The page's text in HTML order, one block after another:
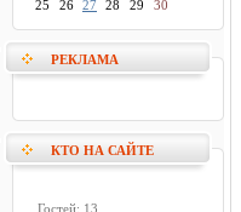
25
26 27 28 29 30
РЕКЛАМА
КТО НА САЙТЕ
Гостей: 13